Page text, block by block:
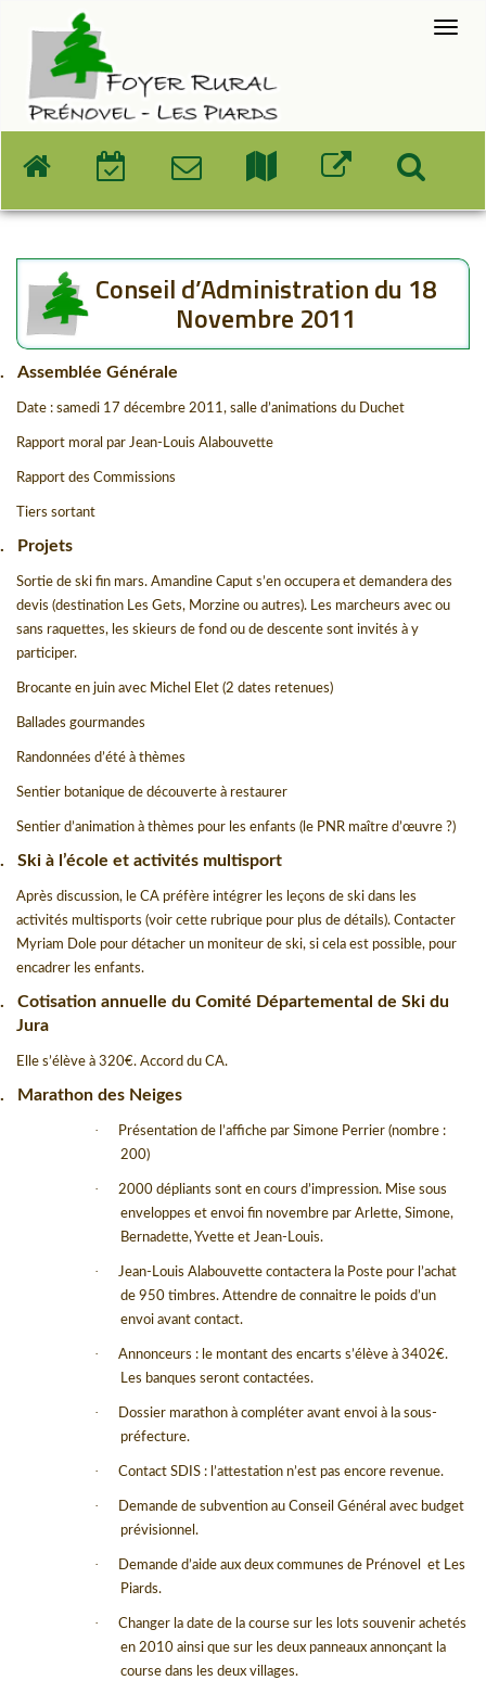
Conseil d’Administration du 18
Novembre 2011
Assemblée Générale
Date : samedi 17 décembre 2011, salle d’animations du Duchet
Rapport moral par Jean-Louis Alabouvette
Rapport des Commissions
Tiers sortant
Projets
Sortie de ski fin mars. Amandine Caput s’en occupera et demandera des
devis (destination Les Gets, Morzine ou autres). Les marcheurs avec ou
sans raquettes, les skieurs de fond ou de descente sont invités à y
participer.
Brocante en juin avec Michel Elet (2 dates retenues)
Ballades gourmandes
Randonnées d’été à thèmes
Sentier botanique de découverte à restaurer
Sentier d’animation à thèmes pour les enfants (le PNR maître d’œuvre ?)
Ski à l’école et activités multisport
Après discussion, le CA préfère intégrer les leçons de ski dans les
activités multisports (voir cette rubrique pour plus de détails). Contacter
Myriam Dole pour détacher un moniteur de ski, si cela est possible, pour
encadrer les enfants.
Cotisation annuelle du Comité Départemental de Ski du
Jura
Elle s’élève à 320€. Accord du CA.
Marathon des Neiges
·
Présentation de l’affiche par Simone Perrier (nombre :
200)
·
2000 dépliants sont en cours d’impression. Mise sous
enveloppes et envoi fin novembre par Arlette, Simone,
Bernadette, Yvette et Jean-Louis.
·
Jean-Louis Alabouvette contactera la Poste pour l’achat
de 950 timbres. Attendre de connaitre le poids d’un
envoi avant contact.
· Annonceurs : le montant des encarts s’élève à 3402€.
Les banques seront contactées.
·
Dossier marathon à compléter avant envoi à la sous-
préfecture.
· Contact SDIS : l’attestation n’est pas encore revenue.
·
Demande de subvention au Conseil Général avec budget
prévisionnel.
· Demande d’aide aux deux communes de Prénovel
et Les
Piards.
·
Changer la date de la course sur les lots souvenir achetés
en 2010 ainsi que sur les deux panneaux annonçant la
course dans les deux villages.